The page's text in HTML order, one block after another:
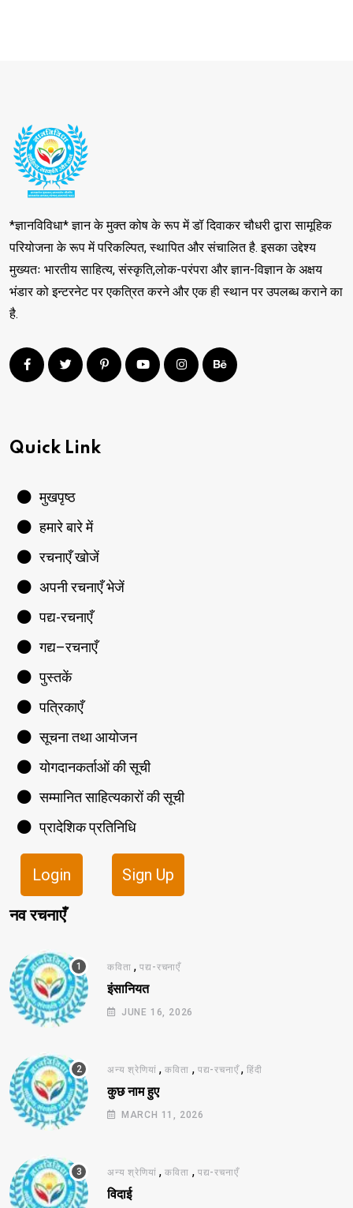
*ज्ञानविविधा* ज्ञान के मुक्त कोष के रूप में डॉ दिवाकर चौधरी द्वारा सामूहिक
परियोजना के रूप में परिकल्पित, स्थापित और संचालित है. इसका उद्देश्य
मुख्यतः भारतीय साहित्य, संस्कृति,लोक-परंपरा और ज्ञान-विज्ञान के अक्षय
भंडार को इन्टरनेट पर एकत्रित करने और एक ही स्थान पर उपलब्ध कराने का
है.
Quick Link
मुखपृष्ठ
हमारे बारे में
रचनाएँ खोजें
अपनी रचनाएँ भेजें
पद्य-रचनाएँ
गद्य–रचनाएँ
पुस्तकें
पत्रिकाएँ
सूचना तथा आयोजन
योगदानकर्ताओं की सूची
सम्मानित साहित्यकारों की सूची
प्रादेशिक प्रतिनिधि
Login Sign Up
नव रचनाएँ
कविता ,पद्य-रचनाएँ
इंसानियत
JUNE 16, 2026
अन्य श्रेणियां ,कविता , पद्य-रचनाएँ,हिंदी
कुछ नाम हुए
MARCH 11, 2026
अन्य श्रेणियां ,कविता , पद्य-रचनाएँ
विदाई